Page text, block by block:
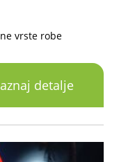
vrste robe
detalje